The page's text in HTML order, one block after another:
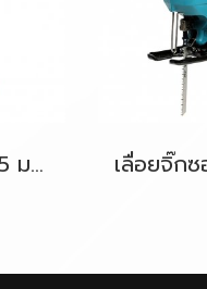
เลื่อยสายพาน 12″(305 มม.) 900W. MAKITA รุ่น LB1200F